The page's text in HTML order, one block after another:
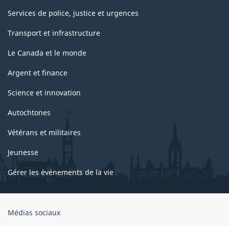
Services de police, justice et urgences
Transport et infrastructure
Le Canada et le monde
Argent et finance
Science et innovation
Autochtones
Vétérans et militaires
Jeunesse
Gérer les événements de la vie
Organisation
Médias sociaux